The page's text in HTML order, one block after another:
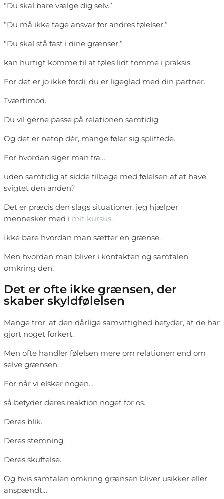
“Du skal bare vælge dig selv.”
“Du må ikke tage ansvar for andres følelser.”
“Du skal stå fast i dine grænser.”
kan hurtigt komme til at føles lidt tomme i praksis.
For det er jo ikke fordi, du er ligeglad med din partner.
Tværtimod.
Du vil gerne passe på relationen samtidig.
Og det er netop dér, mange føler sig splittede.
For hvordan siger man fra…
uden samtidig at sidde tilbage med følelsen af at have
svigtet den anden?
Det er præcis den slags situationer, jeg hjælper
mennesker med i mit kursus.
Ikke bare hvordan man sætter en grænse.
Men hvordan man bliver i kontakten og samtalen
omkring den.
Det er ofte ikke grænsen, der
skaber skyldfølelsen
Mange tror, at den dårlige samvittighed betyder, at de har
gjort noget forkert.
Men ofte handler følelsen mere om relationen end om
selve grænsen.
For når vi elsker nogen…
så betyder deres reaktion noget for os.
Deres blik.
Deres stemning.
Deres skuffelse.
Og hvis samtalen omkring grænsen bliver usikker eller
anspændt…